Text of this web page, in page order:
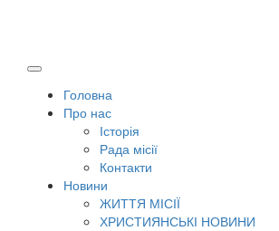
Головна
Про нас
Історія
Рада місії
Контакти
Новини
ЖИТТЯ МІСІЇ
ХРИСТИЯНСЬКІ НОВИНИ